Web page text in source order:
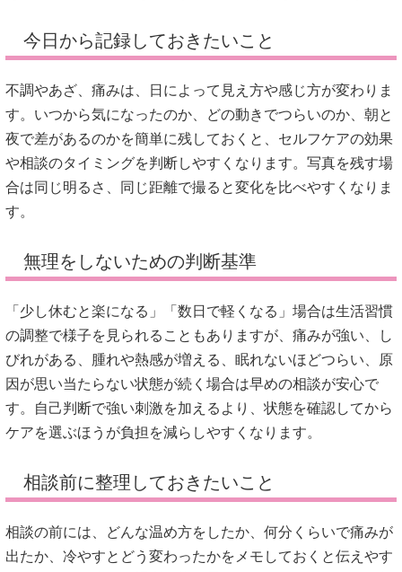
今日から記録しておきたいこと
不調やあざ、痛みは、日によって見え方や感じ方が変わりま
す。いつから気になったのか、どの動きでつらいのか、朝と
夜で差があるのかを簡単に残しておくと、セルフケアの効果
や相談のタイミングを判断しやすくなります。写真を残す場
合は同じ明るさ、同じ距離で撮ると変化を比べやすくなりま
す。
無理をしないための判断基準
「少し休むと楽になる」「数日で軽くなる」場合は生活習慣
の調整で様子を見られることもありますが、痛みが強い、し
びれがある、腫れや熱感が増える、眠れないほどつらい、原
因が思い当たらない状態が続く場合は早めの相談が安心で
す。自己判断で強い刺激を加えるより、状態を確認してから
ケアを選ぶほうが負担を減らしやすくなります。
相談前に整理しておきたいこと
相談の前には、どんな温め方をしたか、何分くらいで痛みが
出たか、冷やすとどう変わったかをメモしておくと伝えやす